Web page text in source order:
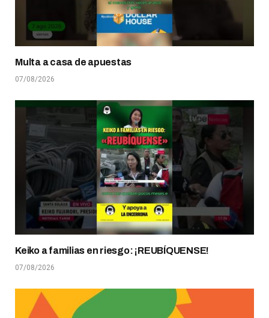
Multa a casa de apuestas
07/08/2026
Keiko a familias en riesgo: ¡REUBÍQUENSE!
07/08/2026